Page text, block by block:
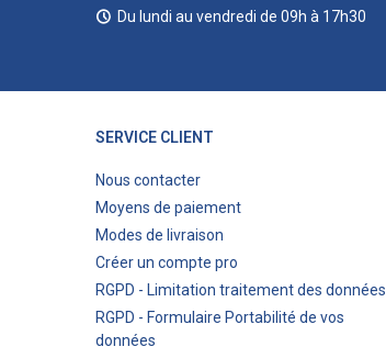
Du lundi au vendredi de 09h à 17h30
SERVICE CLIENT
Nous contacter
Moyens de paiement
Modes de livraison
Créer un compte pro
RGPD - Limitation traitement des données
RGPD - Formulaire Portabilité de vos
données